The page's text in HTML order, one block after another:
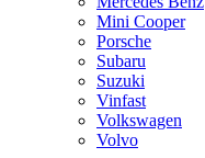
Mini Cooper
Porsche
Subaru
Suzuki
Vinfast
Volkswagen
Volvo